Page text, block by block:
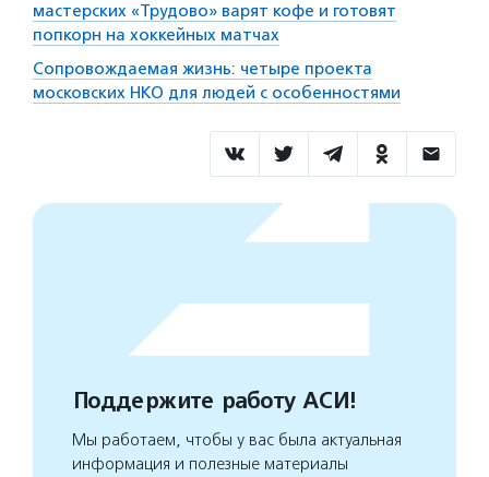
мастерских «Трудово» варят кофе и готовят
попкорн на хоккейных матчах
Сопровождаемая жизнь: четыре проекта
московских НКО для людей с особенностями
Поддержите работу АСИ!
Мы работаем, чтобы у вас была актуальная
информация и полезные материалы